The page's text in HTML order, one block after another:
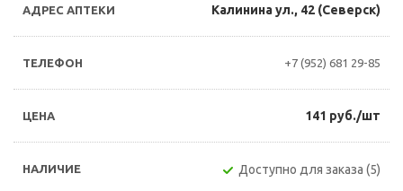
Калинина ул., 42 (Северск)
+7 (952) 681 29-85
141 руб./шт
Доступно для заказа (5)